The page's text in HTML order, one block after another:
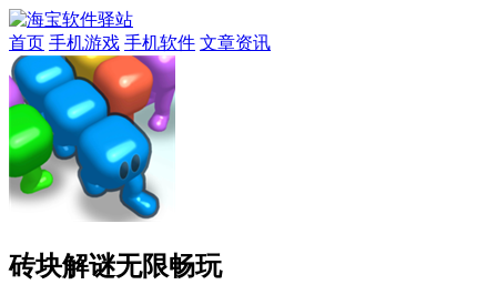
首页 手机游戏 手机软件 文章资讯
砖块解谜无限畅玩